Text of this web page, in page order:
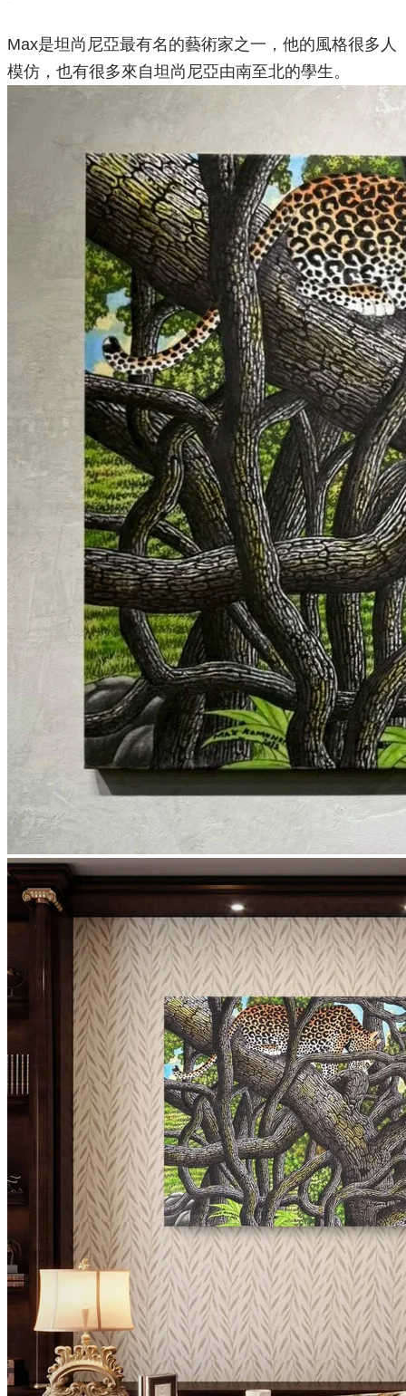
Max是坦尚尼亞最有名的藝術家之一，他的風格很多人
模仿，也有很多來自坦尚尼亞由南至北的學生。